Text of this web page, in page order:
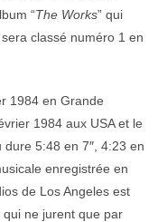
“The Works” qui
classé numéro 1 en
1984 en Grande
1984 aux USA et le
5:48 en 7″, 4:23 en
enregistrée en
de Los Angeles est
ne jurent que par